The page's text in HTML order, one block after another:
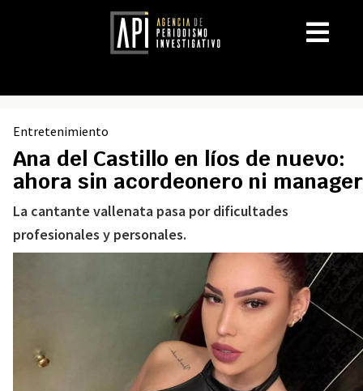
Entretenimiento
Ana del Castillo en líos de nuevo:
ahora sin acordeonero ni manager
La cantante vallenata pasa por dificultades
profesionales y personales.